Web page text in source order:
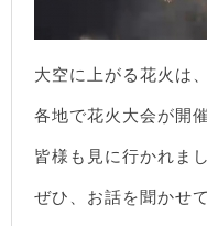
大空に上がる花火は
各地で花火大会が開
皆様も見に行かれま
ぜひ、お話を聞かせ